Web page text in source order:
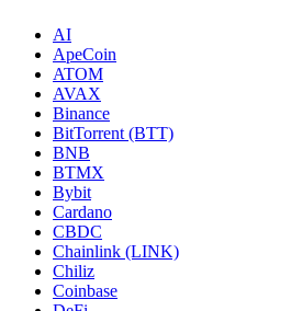
AI
ApeCoin
ATOM
AVAX
Binance
BitTorrent (BTT)
BNB
BTMX
Bybit
Cardano
CBDC
Chainlink (LINK)
Chiliz
Coinbase